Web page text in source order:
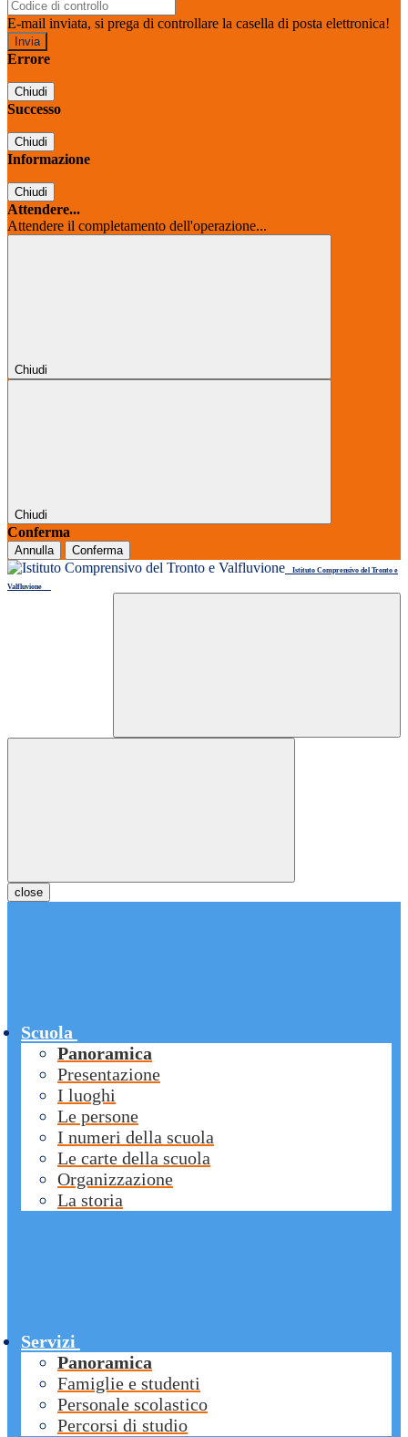
E-mail inviata, si prega di controllare la casella di posta elettronica!
Errore
Chiudi
Successo
Chiudi
Informazione
Chiudi
Attendere...
Attendere il completamento dell'operazione...
Chiudi
Chiudi
Conferma
Annulla Conferma
Istituto Comprensivo del Tronto e
Valfluvione
close
Scuola
Panoramica
Presentazione
I luoghi
Le persone
I numeri della scuola
Le carte della scuola
Organizzazione
La storia
Servizi
Panoramica
Famiglie e studenti
Personale scolastico
Percorsi di studio